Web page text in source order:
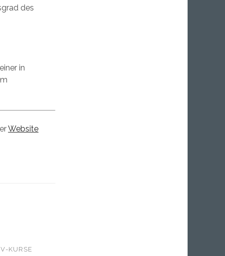
des
in
Website
KURSE